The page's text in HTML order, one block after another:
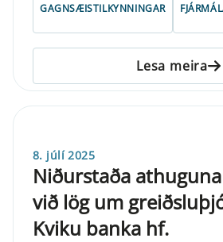
GAGNSÆISTILKYNNINGAR
Lesa meira
8. júlí 2025
Niðurstaða
við lög um
Kviku banka hf.